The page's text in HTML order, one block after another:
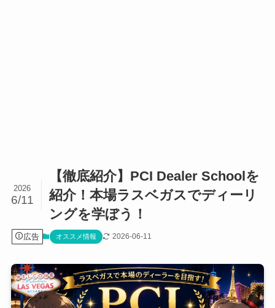
【徹底紹介】PCI Dealer Schoolを
紹介！本場ラスベガスでディーリ
ングを学ぼう！
2026
6/11
広告 オススメ情報 2026-06-11